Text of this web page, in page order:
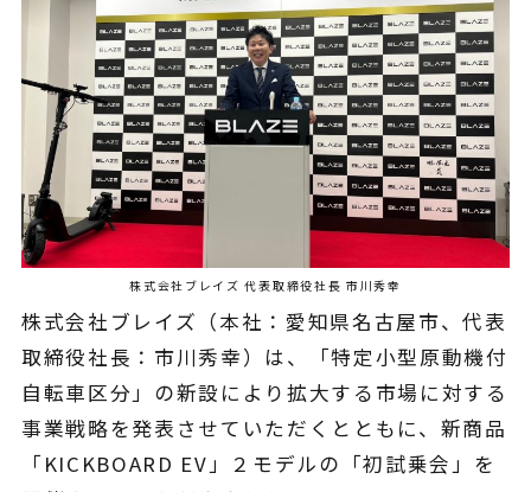
別途
STYLE e-BIKE
電動アシスト自転車
¥225,454（税込¥248,000）
詳細を見る
近くの店舗を見る
購入する
※類似品にご注意ください
株式会社ブレイズ 代表取締役社長 市川秀幸
株式会社ブレイズ（本社：愛知県名古屋市、代表
取締役社長：市川秀幸）は、「特定小型原動機付
自転車区分」の新設により拡大する市場に対する
事業戦略を発表させていただくとともに、新商品
「KICKBOARD EV」２モデルの「初試乗会」を